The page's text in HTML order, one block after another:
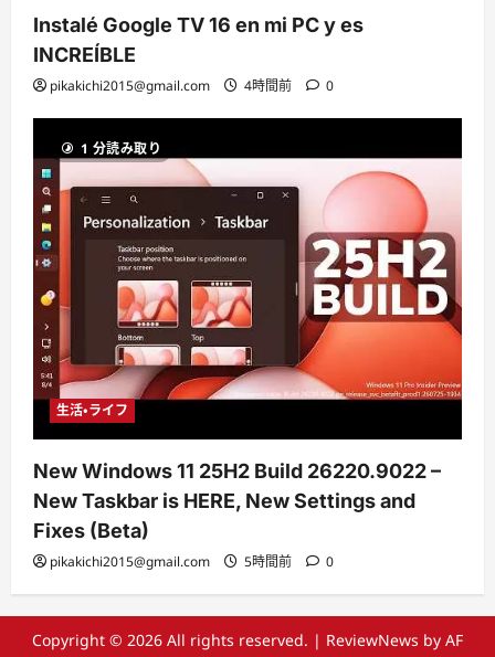
Instalé Google TV 16 en mi PC y es
INCREÍBLE
pikakichi2015@gmail.com 4時間前 0
1 分読み取り
生活・ライフ
New Windows 11 25H2 Build 26220.9022 –
New Taskbar is HERE, New Settings and
Fixes (Beta)
pikakichi2015@gmail.com 5時間前 0
Copyright © 2026 All rights reserved. | ReviewNews by AF